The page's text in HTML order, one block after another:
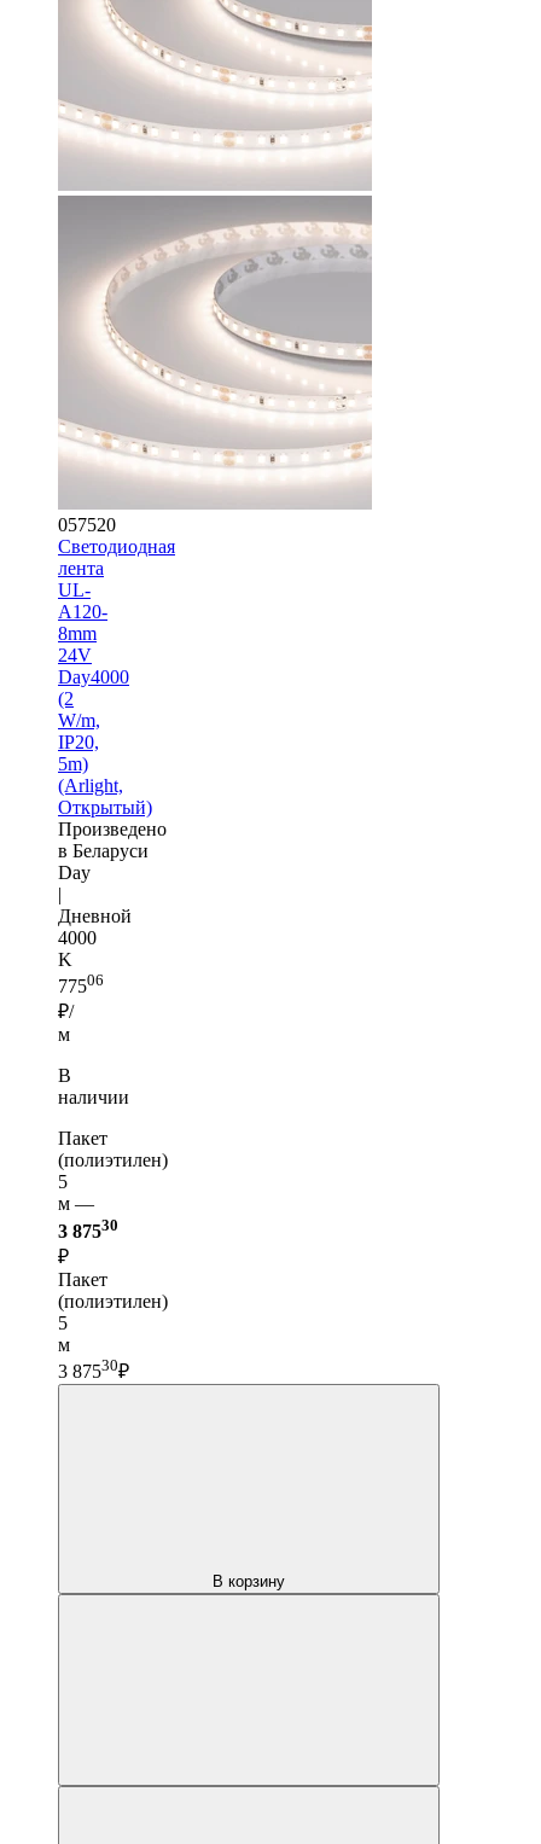
057520
Светодиодная
лента
UL-
A120-
8mm
24V
Day4000
(2
W/m,
IP20,
5m)
(Arlight,
Открытый)
Произведено
в Беларуси
Day
|
Дневной
4000
K
77506
₽/
м
В
наличии
Пакет
(полиэтилен)
5
м —
3 87530
₽
Пакет
(полиэтилен)
5
м
3 87530₽
В корзину